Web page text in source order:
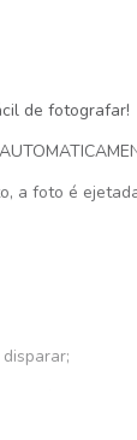
de fotografar!
a foto é
(entre 30 e